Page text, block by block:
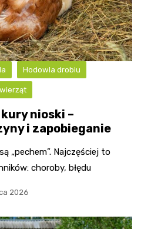
Hodowla drobiu
nioski –
i zapobieganie
„pechem”. Najczęściej to
choroby, błędu
2026